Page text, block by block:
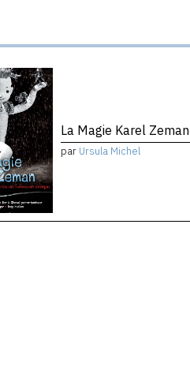
La Magie Karel Zeman
par Ursula Michel